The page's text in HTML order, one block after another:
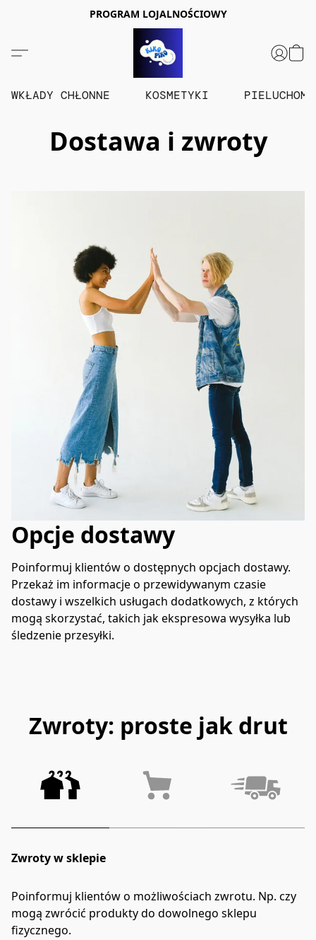
PROGRAM LOJALNOŚCIOWY
WKŁADY CHŁONNE KOSMETYKI
Dostawa i zwroty
Opcje dostawy
Poinformuj klientów o dostępnych opcjach dostawy.
Przekaż im informacje o przewidywanym czasie
dostawy i wszelkich usługach dodatkowych, z których
mogą skorzystać, takich jak ekspresowa wysyłka lub
śledzenie przesyłki.
Zwroty: proste jak drut
Zwroty w sklepie
Poinformuj klientów o możliwościach zwrotu. Np. czy
mogą zwrócić produkty do dowolnego sklepu
fizycznego.